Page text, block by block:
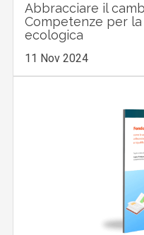
Abbracciare il
Competenze per
ecologica
11 Nov 2024